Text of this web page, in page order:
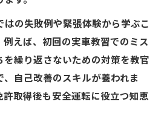
はの失敗例や緊張体験から学ぶこ
例えば、初回の実車教習でのミス
を繰り返さないための対策を教官
、自己改善のスキルが養われま
許取得後も安全運転に役立つ知恵